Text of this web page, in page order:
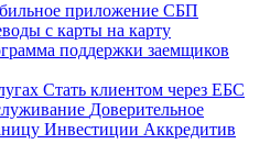
приложение СБП
с карты на карту
поддержки заемщиков
Стать клиентом через ЕБС
Доверительное
Инвестиции Аккредитив